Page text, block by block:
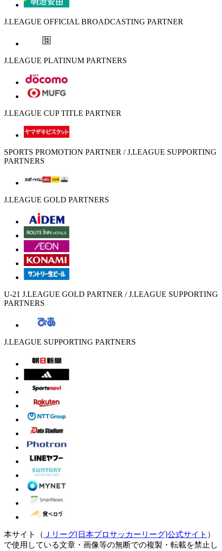
J.LEAGUE OFFICIAL BROADCASTING PARTNER
J.LEAGUE PLATINUM PARTNERS
J.LEAGUE CUP TITLE PARTNER
SPORTS PROMOTION PARTNER / J.LEAGUE SUPPORTING
PARTNERS
J.LEAGUE GOLD PARTNERS
U-21 J.LEAGUE GOLD PARTNER / J.LEAGUE SUPPORTING
PARTNERS
J.LEAGUE SUPPORTING PARTNERS
本サイト（ Ｊリーグ[日本プロサッカーリーグ]公式サイト ）
で使用している文章・画像等の無断での複製・転載を禁止し